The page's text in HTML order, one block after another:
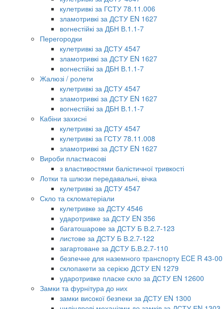
кулетривкі за ГСТУ 78.11.006
зламотривкі за ДСТУ EN 1627
вогнестійкі за ДБН В.1.1-7
Перегородки
кулетривкі за ДСТУ 4547
зламотривкі за ДСТУ EN 1627
вогнестійкі за ДБН В.1.1-7
Жалюзі / ролети
кулетривкі за ДСТУ 4547
зламотривкі за ДСТУ EN 1627
вогнестійкі за ДБН В.1.1-7
Кабіни захисні
кулетривкі за ДСТУ 4547
кулетривкі за ГСТУ 78.11.008
зламотривкі за ДСТУ EN 1627
Вироби пластмасові
з властивостями балістичної тривкості
Лотки та шлюзи передавальні, вічка
кулетривкі за ДСТУ 4547
Скло та скломатеріали
кулетривке за ДСТУ 4546
ударотривке за ДСТУ EN 356
багатошарове за ДСТУ Б В.2.7-123
листове за ДСТУ Б В.2.7-122
загартоване за ДСТУ Б.В.2.7-110
безпечне для наземного транспорту ECE R 43-00
склопакети за серією ДСТУ ЕN 1279
ударотривке пласке скло за ДСТУ ЕN 12600
Замки та фурнітура до них
замки високої безпеки за ДСТУ ЕN 1300